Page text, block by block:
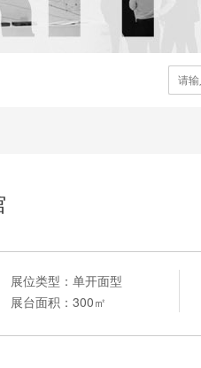
展位类型： 单开面型
展台面积： 300㎡